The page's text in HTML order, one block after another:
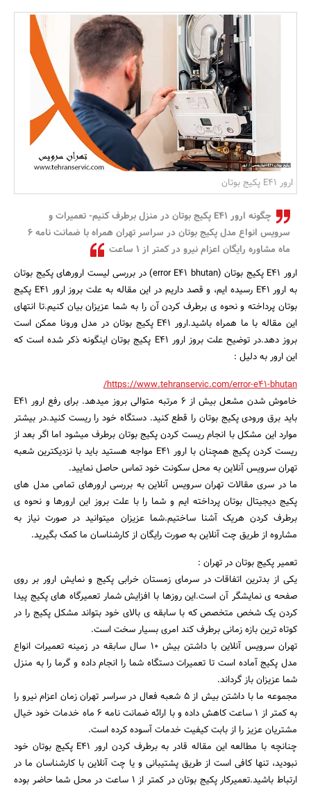
بانک، بیمه و سرمایه
مسکن و ساختمان
ارور E41 پکیج بوتان
چگونه ارور E41 پکیج بوتان در منزل برطرف کنیم- تعمیرات و
سرویس انواع مدل پکیج بوتان در سراسر تهران همراه با ضمانت نامه 6
ماه مشاوره رایگان اعزام نیرو در کمتر از 1 ساعت
ارور E41 پکیج بوتان (error E41 bhutan) در بررسی لیست ارورهای پکیج بوتان
به ارور E41 رسیده ایم، و قصد داریم در این مقاله به علت بروز ارور E41 پکیج
بوتان پرداخته و نحوه ی برطرف کردن آن را به شما عزیزان بیان کنیم.تا انتهای
این مقاله با ما همراه باشید.ارور E41 پکیج بوتان در مدل ورونا ممکن است
بروز دهد.در توضیح علت بروز ارور E41 پکیج بوتان اینگونه ذکر شده است که
این ارور به دلیل :
https://www.tehranservic.com/error-e41-bhutan/
خاموش شدن مشعل بیش از 6 مرتبه متوالی بروز میدهد. برای رفع ارور E41
باید برق ورودی پکیج بوتان را قطع کنید. دستگاه خود را ریست کنید.در بیشتر
موارد این مشکل با انجام ریست کردن پکیج بوتان برطرف میشود اما اگر بعد از
ریست کردن پکیج همچنان با ارور E41 مواجه هستید باید با نزدیکترین شعبه
تهران سرویس آنلاین به محل سکونت خود تماس حاصل نمایید.
ما در سری مقالات تهران سرویس آنلاین به بررسی ارورهای تمامی مدل های
پکیج دیجیتال بوتان پرداخته ایم و شما را با علت بروز این ارورها و نحوه ی
برطرف کردن هریک آشنا ساختیم.شما عزیزان میتوانید در صورت نیاز به
مشاروه از طریق چت آنلاین به صورت رایگان از کارشناسان ما کمک بگیرید.
تعمیر پکیج بوتان در تهران :
یکی از بدترین اتفاقات در سرمای زمستان خرابی پکیج و نمایش ارور بر روی
صفحه ی نمایشگر آن است.این روزها با افزایش شمار تعمیرگاه های پکیج پیدا
کردن یک شخص متخصص که با سابقه ی بالای خود بتواند مشکل پکیج را در
کوتاه ترین بازه زمانی برطرف کند امری بسیار سخت است.
تهران سرویس آنلاین با داشتن بیش ۱۰ سال سابقه در زمینه تعمیرات انواع
مدل پکیج آماده است تا تعمیرات دستگاه شما را انجام داده و گرما را به منزل
شما عزیزان باز گرداند.
مجموعه ما با داشتن بیش از ۵ شعبه فعال در سراسر تهران زمان اعزام نیرو را
به کمتر از ۱ ساعت کاهش داده و با ارائه ضمانت نامه ۶ ماه خدمات خود خیال
مشتریان عزیز را از بابت کیفیت خدمات آسوده کرده است.
چنانچه با مطالعه این مقاله قادر به برطرف کردن ارور E41 پکیج بوتان خود
نبودید، تنها کافی است از طریق پشتیبانی و یا چت آنلاین با کارشناسان ما در
ارتباط باشید.تعمیرکار پکیج بوتان در کمتر از 1 ساعت در محل شما حاضر بوده